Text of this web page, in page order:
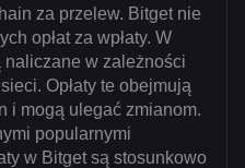
za przelew. Bitget nie
opłat za wpłaty. W
naliczane w zależności
Opłaty te obejmują
i mogą ulegać zmianom.
popularnymi
w Bitget są stosunkowo